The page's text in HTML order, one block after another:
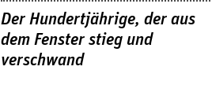
Der Hundertjährige, der aus
dem Fenster stieg und
verschwand